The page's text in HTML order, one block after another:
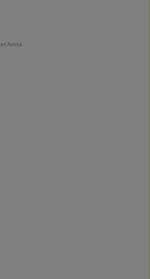
Anna